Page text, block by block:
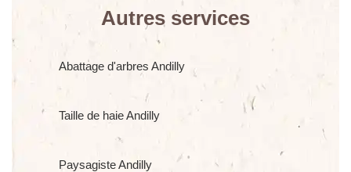
Autres services
Abattage d'arbres Andilly
Taille de haie Andilly
Paysagiste Andilly